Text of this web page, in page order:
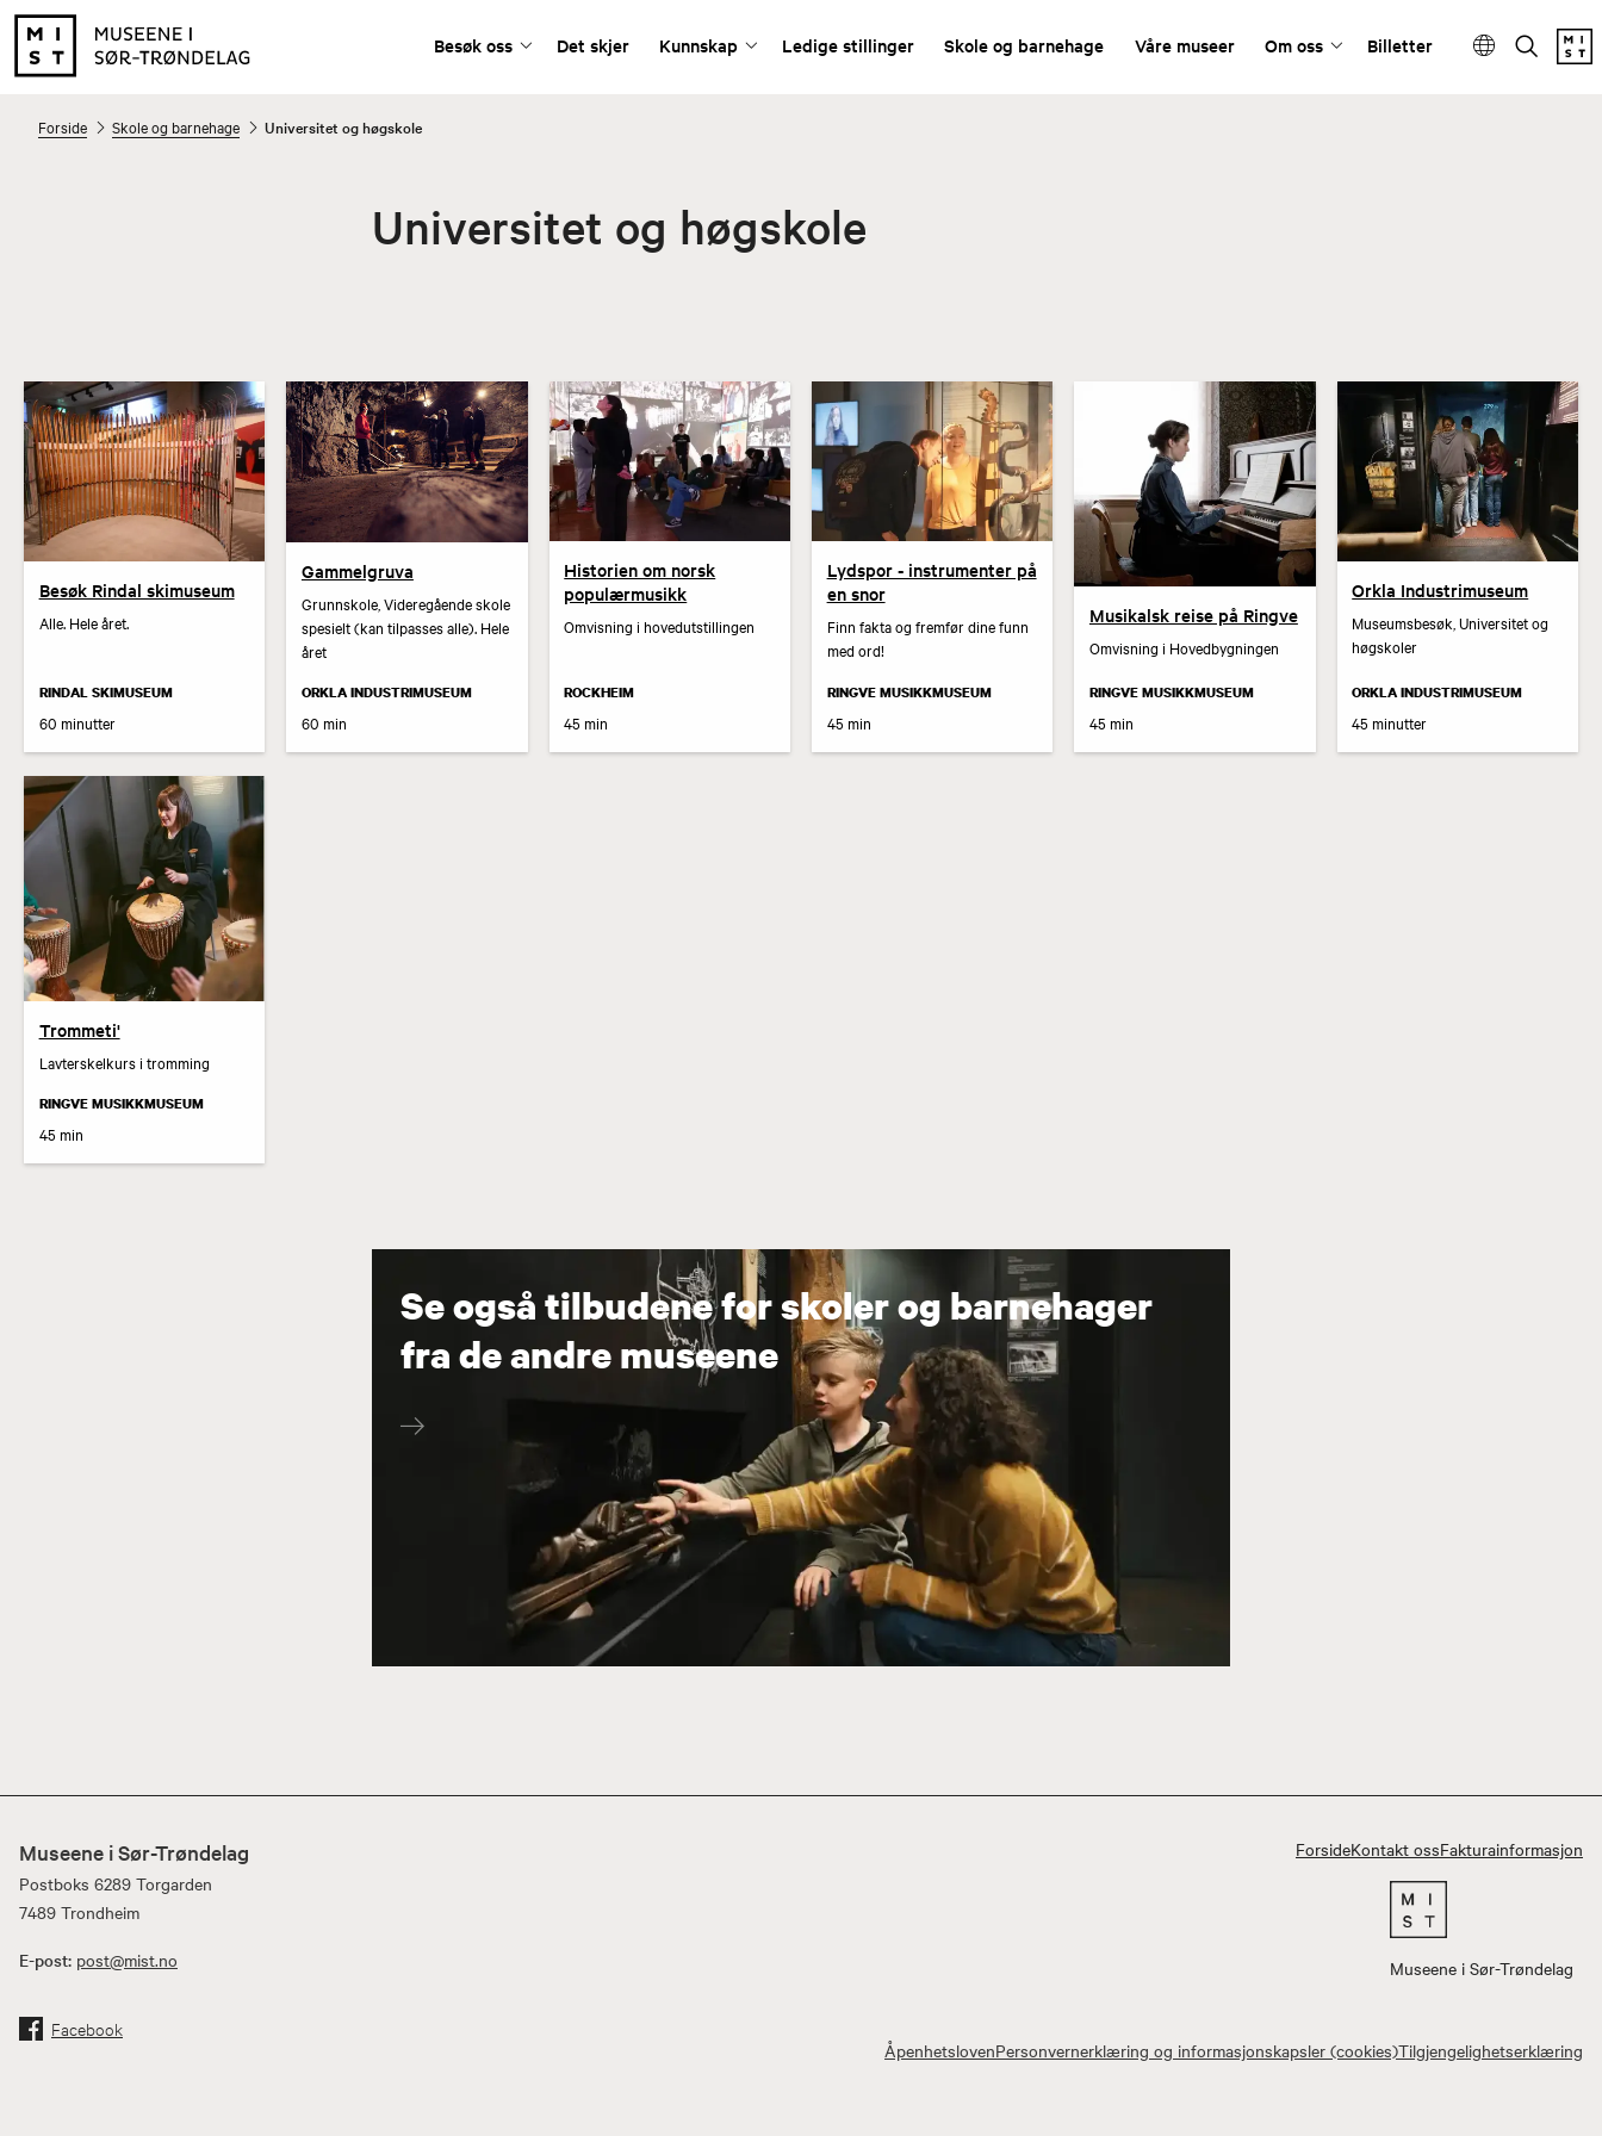
Besøk oss Det skjer Kunnskap Ledige stillinger Skole og barnehage Våre museer Om oss Billetter
Forside Skole og barnehage Universitet og høgskole
Universitet og høgskole
Besøk Rindal skimuseum
Alle. Hele året.
RINDAL SKIMUSEUM
60 minutter
Gammelgruva
Grunnskole, Videregående skole
spesielt (kan tilpasses alle). Hele
året
ORKLA INDUSTRIMUSEUM
60 min
Historien om norsk
populærmusikk
Omvisning i hovedutstillingen
ROCKHEIM
45 min
Lydspor - instrumenter på
en snor
Finn fakta og fremfør dine funn
med ord!
RINGVE MUSIKKMUSEUM
45 min
Musikalsk reise på Ringve
Omvisning i Hovedbygningen
RINGVE MUSIKKMUSEUM
45 min
Orkla Industrimuseum
Museumsbesøk, Universitet og
høgskoler
ORKLA INDUSTRIMUSEUM
45 minutter
Trommeti'
Lavterskelkurs i tromming
RINGVE MUSIKKMUSEUM
45 min
Se også tilbudene for skoler og barnehager
fra de andre museene
ForsideKontakt ossFakturainformasjon
Museene i Sør-Trøndelag
Postboks 6289 Torgarden
7489 Trondheim
E-post: post@mist.no
ÅpenhetslovenPersonvernerklæring og informasjonskapsler (cookies)Tilgjengelighetserklæring
Facebook
Museene i Sør-Trøndelag